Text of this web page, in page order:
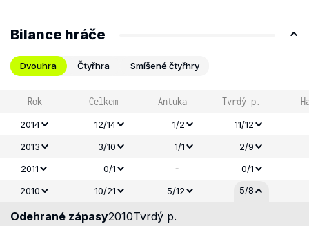
Bilance hráče
Dvouhra Čtyřhra Smíšené čtyřhry
Rok Celkem Antuka Tvrdý p.
2014 12/14 1/2
11/12
2013
3/10 1/1
2/9
2011
0/1 -
0/1
2010
10/21 5/12 5/8
Odehrané zápasy2010Tvrdý p.